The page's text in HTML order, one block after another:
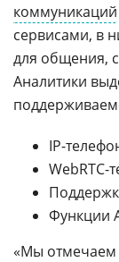
коммуникаций
сервисами, в
для общения,
Аналитики
IP-
WebRTC-
Функции
«Мы отмечаем